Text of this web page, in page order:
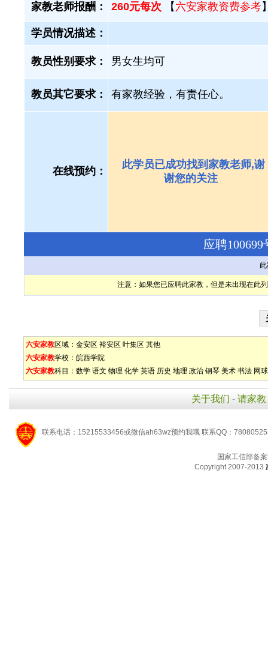
家教老师报酬： 260元每次 【 六安家教资费参考
学员情况描述：
教员性别要求： 男女生均可
教员其它要求： 有家教经验，有责任心。
在线预约：
此学员已成功找到家教老师,谢
谢您的关注
应聘
注意：如果您已应聘此家教，但是未出现在此
六安家教区域： 金安区 裕安区 叶集区 其他
六安家教学校： 皖西学院
六安家教科目： 数学 语文 物理 化学 英语 历史 地理 政治 钢琴 美术 书法 网球
关于我们 - 请家教
联系电话：15215533456或微信ah63wz预约我哦 联系QQ：
国家工信部备
Copyright 2007-2013